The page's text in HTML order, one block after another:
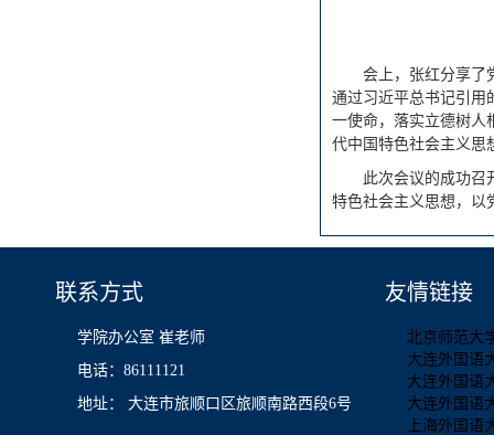
会上，张红分享了
通过习近平总书记引用
一使命，落实立德树人
代中国特色社会主义思
此次会议的成功召
特色社会主义思想，以
联系方式
学院办公室 崔老师
电话：86111121
地址： 大连市旅顺口区旅顺南路西段6号
友情链接
北京师范大
大连外国语
大连外国语
大连外国语
上海外国语